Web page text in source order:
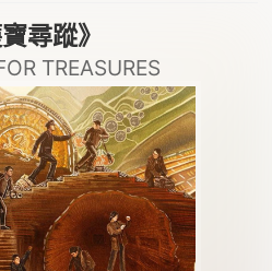
寶尋蹤》
TREASURES